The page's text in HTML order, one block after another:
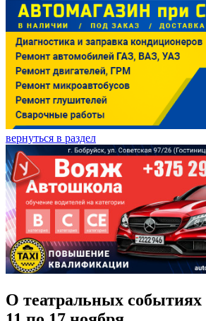
вернуться в раздел
О театральных событиях